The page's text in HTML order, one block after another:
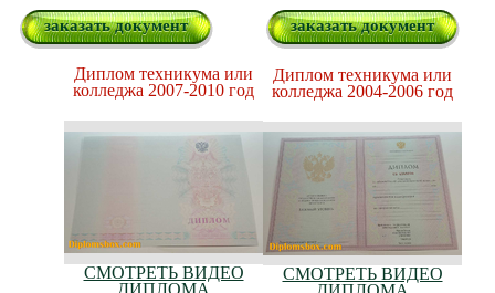
заказать документ заказать документ
Диплом техникума или
колледжа 2007-2010 год
СМОТРЕТЬ ВИДЕО
ДИПЛОМА
Диплом техникума или
колледжа 2004-2006 год
СМОТРЕТЬ ВИДЕО